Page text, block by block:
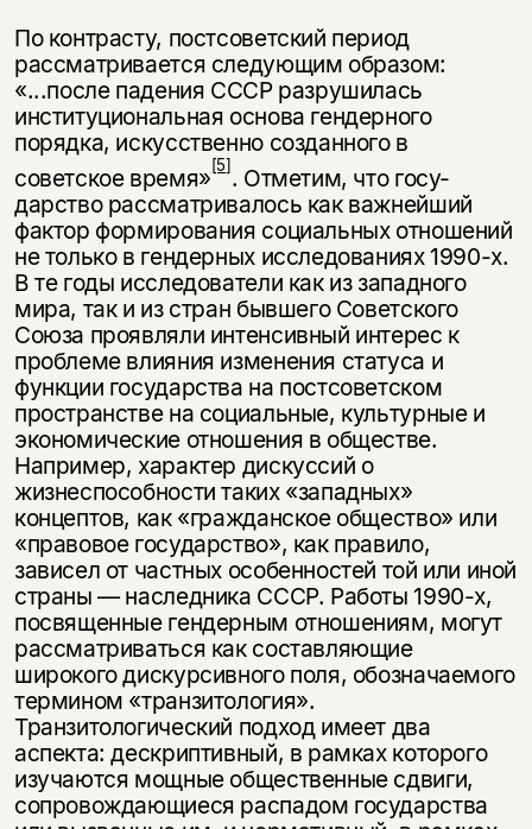
По контрасту, постсоветский период
рассматривается следующим образом:
«...после падения СССР разрушилась
институциональная основа гендерного
порядка, искусственно созданного в
советское время»[5]. Отметим, что госу­
дарство рассматривалось как важнейший
фактор формирования социальных отношений
не только в гендерных исследованиях 1990-х.
В те годы иссле­дователи как из западного
мира, так и из стран бывшего Советского
Союза проявляли интенсивный интерес к
проблеме влияния изменения статуса и
функции государства на постсоветском
пространстве на социальные, культур­ные и
экономические отношения в обществе.
Например, характер дискуссий о
жизнеспособности таких «западных»
концептов, как «гражданское общест­во» или
«правовое государство», как правило,
зависел от частных особеннос­тей той или иной
страны — наследника СССР. Работы 1990-х,
посвященные гендерным отношениям, могут
рассматриваться как составляющие
широкого дискурсивного поля, обозначаемого
термином «транзитология».
Транзитологический подход имеет два
аспекта: дескриптивный, в рамках которого
изучаются мощные общественные сдвиги,
сопровождающиеся распадом го­сударства
Подписка на рассылку
Раз в неделю мы отправляем рассылку
о книгах и событиях «НЛО».
За подписку дарим промокод на
скидку 15%
Я соглашаюсь сПолитикой конфиденциальности
подписаться
Этой книги временно
нет в продаже.
Вы можете подписаться на
уведомления, и при поступлении книги
на склад получить письмо на указанный
электронный адрес.
Я соглашаюсь с Политикой конфиденциальности
подписаться
Эта книга
не предназначена для
несовершеннолетних
Скажите, пожалуйста,
вам уже исполнилось 18 лет?
да
нет, вернуться назад